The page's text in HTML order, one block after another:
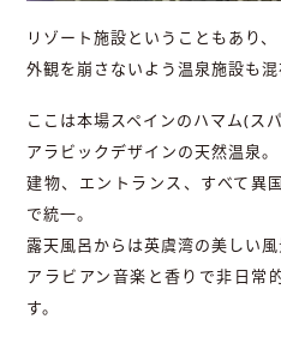
リゾート施設ということもあり、
外観を崩さないよう温泉施設も混
ここは本場スペインのハマム(ス
アラビックデザインの天然温泉。
建物、エントランス、すべて異
で統一。
露天風呂からは英虞湾の美しい風
アラビアン音楽と香りで非日常
す。